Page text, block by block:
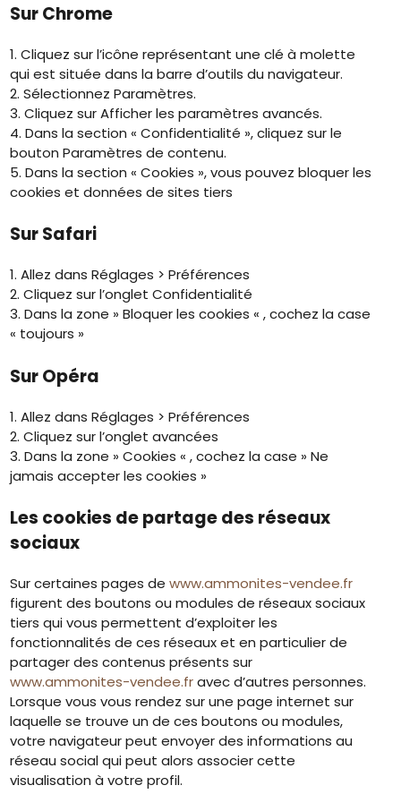
Sur Chrome
1. Cliquez sur l’icône représentant une clé à molette
qui est située dans la barre d’outils du navigateur.
2. Sélectionnez Paramètres.
3. Cliquez sur Afficher les paramètres avancés.
4. Dans la section « Confidentialité », cliquez sur le
bouton Paramètres de contenu.
5. Dans la section « Cookies », vous pouvez bloquer les
cookies et données de sites tiers
Sur Safari
1. Allez dans Réglages > Préférences
2. Cliquez sur l’onglet Confidentialité
3. Dans la zone » Bloquer les cookies « , cochez la case
« toujours »
Sur Opéra
1. Allez dans Réglages > Préférences
2. Cliquez sur l’onglet avancées
3. Dans la zone » Cookies « , cochez la case » Ne
jamais accepter les cookies »
Les cookies de partage des réseaux
sociaux
Sur certaines pages dewww.ammonites-vendee.fr
figurent des boutons ou modules de réseaux sociaux
tiers qui vous permettent d’exploiter les
fonctionnalités de ces réseaux et en particulier de
partager des contenus présents sur
www.ammonites-vendee.fravec d’autres personnes.
Lorsque vous vous rendez sur une page internet sur
laquelle se trouve un de ces boutons ou modules,
votre navigateur peut envoyer des informations au
réseau social qui peut alors associer cette
visualisation à votre profil.